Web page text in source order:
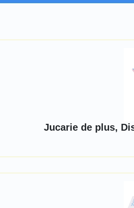
Jucarie de plus,